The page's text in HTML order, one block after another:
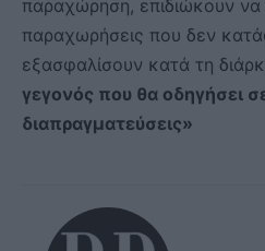
παραχώρηση, επιδιώκουν
παραχωρήσεις που δεν
εξασφαλίσουν κατά τη
γεγονός που θα οδηγήσει
διαπραγματεύσεις»